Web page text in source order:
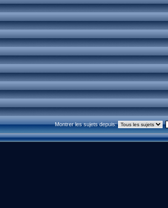
Montrer les sujets depuis: